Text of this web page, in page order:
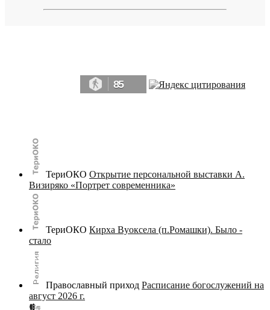
85
ТериОКО Открытие персональной выставки А.
Визиряко «Портрет современника»
ТериОКО Кирха Вуоксела (п.Ромашки). Было -
стало
Православный приход Расписание богослужений на
август 2026 г.